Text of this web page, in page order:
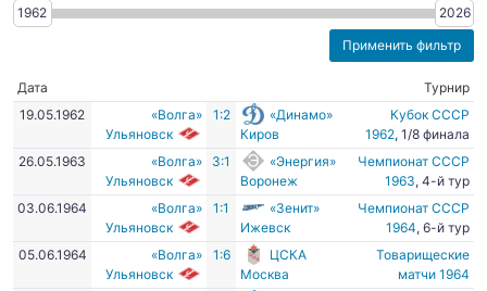
1962 2026
Дата
Турнир
19.05.1962
«Волга»
Ульяновск
1:2
«Динамо»
Киров
Кубок СССР
1962, 1/8 финала
26.05.1963
«Волга»
Ульяновск
3:1
«Энергия»
Воронеж
Чемпионат СССР
1963, 4-й тур
03.06.1964
«Волга»
Ульяновск
1:1
«Зенит»
Ижевск
Чемпионат СССР
1964, 6-й тур
05.06.1964
«Волга»
Ульяновск
1:6
ЦСКА
Москва
Товарищеские
матчи 1964